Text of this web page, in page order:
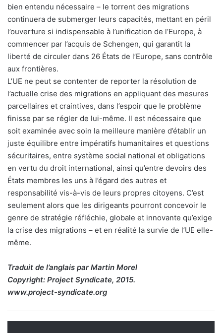
bien entendu nécessaire – le torrent des migrations
continuera de submerger leurs capacités, mettant en péril
l’ouverture si indispensable à l’unification de l’Europe, à
commencer par l’acquis de Schengen, qui garantit la
liberté de circuler dans 26 États de l’Europe, sans contrôle
aux frontières.
L’UE ne peut se contenter de reporter la résolution de
l’actuelle crise des migrations en appliquant des mesures
parcellaires et craintives, dans l’espoir que le problème
finisse par se régler de lui-même. Il est nécessaire que
soit examinée avec soin la meilleure manière d’établir un
juste équilibre entre impératifs humanitaires et questions
sécuritaires, entre système social national et obligations
en vertu du droit international, ainsi qu’entre devoirs des
États membres les uns à l’égard des autres et
responsabilité vis-à-vis de leurs propres citoyens. C’est
seulement alors que les dirigeants pourront concevoir le
genre de stratégie réfléchie, globale et innovante qu’exige
la crise des migrations – et en réalité la survie de l’UE elle-
même.
Traduit de l’anglais par Martin Morel
Copyright: Project Syndicate, 2015.
www.project-syndicate.org